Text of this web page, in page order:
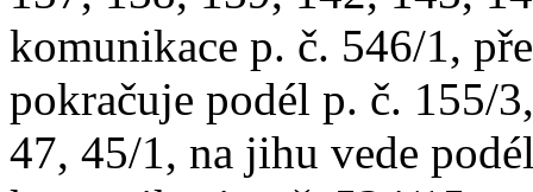
komunikace p. č. 546/1,
pokračuje podél p. č. 155/
47, 45/1, na jihu vede